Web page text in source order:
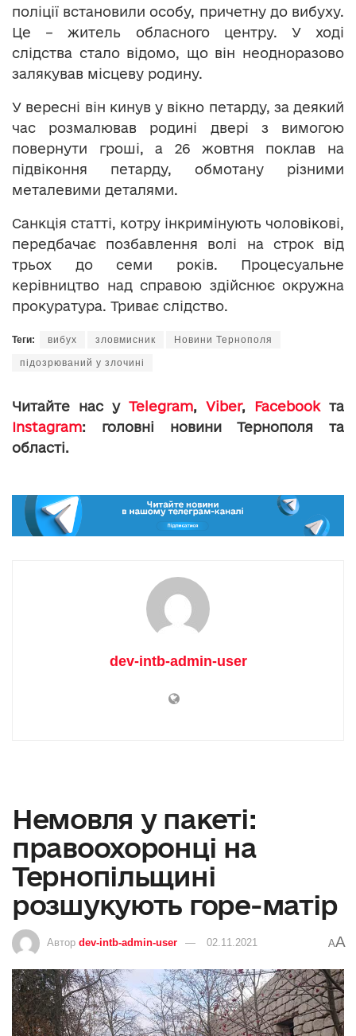
поліції встановили особу, причетну до вибуху.
Це – житель обласного центру. У ході
слідства стало відомо, що він неодноразово
залякував місцеву родину.
У вересні він кинув у вікно петарду, за деякий
час розмалював родині двері з вимогою
повернути гроші, а 26 жовтня поклав на
підвіконня петарду, обмотану різними
металевими деталями.
Санкція статті, котру інкримінують чоловікові,
передбачає позбавлення волі на строк від
трьох до семи років. Процесуальне
керівництво над справою здійснює окружна
прокуратура. Триває слідство.
Теги: вибух зловмисник Новини Тернополя
підозрюваний у злочині
Читайте нас у Telegram, Viber, Facebookта
Instagram: головні новини Тернополя та
області.
dev-intb-admin-user
Немовля у пакеті:
правоохоронці на
Тернопільщині
розшукують горе-матір
Автор dev-intb-admin-user 02.11.2021 AA